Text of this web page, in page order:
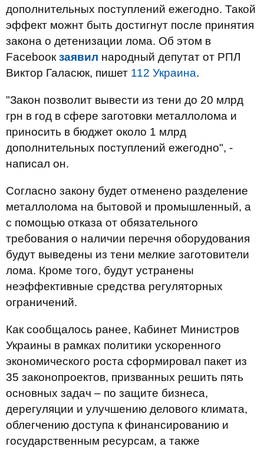
дополнительных поступлений ежегодно. Такой
эффект можнт быть достигнут после принятия
закона о детенизации лома. Об этом в
Facebooк заявил народный депутат от РПЛ
Виктор Галасюк, пишет 112 Украина.
"Закон позволит вывести из тени до 20 млрд
грн в год в сфере заготовки металлолома и
приносить в бюджет около 1 млрд
дополнительных поступлений ежегодно", -
написал он.
Согласно закону будет отменено разделение
металлолома на бытовой и промышленный, а
с помощью отказа от обязательного
требования о наличии перечня оборудования
будут выведены из тени мелкие заготовители
лома. Кроме того, будут устранены
неэффективные средства регуляторных
ограничений.
Как сообщалось ранее, Кабинет Министров
Украины в рамках политики ускоренного
экономического роста сформировал пакет из
35 законопроектов, призванных решить пять
основных задач – по защите бизнеса,
дерегуляции и улучшению делового климата,
облегчению доступа к финансированию и
государственным ресурсам, а также